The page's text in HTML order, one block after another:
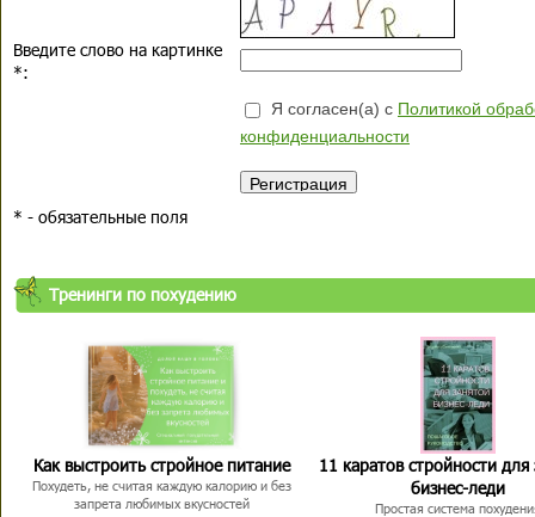
Введите слово на картинке
*:
Я согласен(а) с Политикой
конфиденциальности
* - обязательные поля
Тренинги по похудению
Как выстроить стройное питание
Похудеть, не считая каждую калорию и без
запрета любимых вкусностей
11 каратов стройности для
бизнес-леди
Простая система